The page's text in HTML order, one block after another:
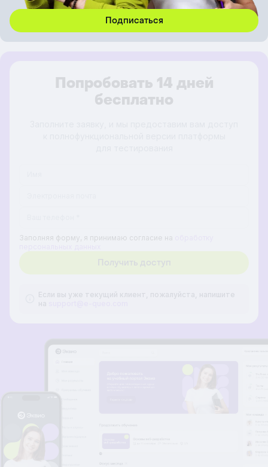
Попробовать 14 дней
бесплатно
Заполняя форму, я принимаю согласие на
Если вы уже текущий клиент, пожалуйста, напишите
на